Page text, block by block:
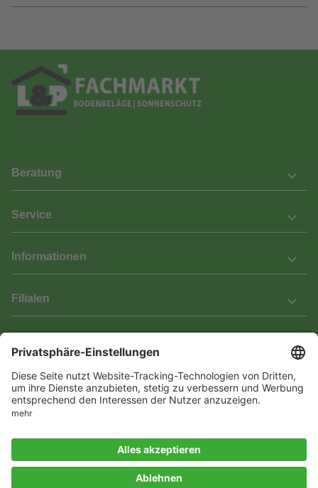
Beratung
Service
Informationen
Filialen
Barrierefreiheit
Wir bemühen uns, unsere Website barrierefrei zu gestalten.
Einige Inhalte und Funktionen sind derzeit jedoch noch nicht
vollständig zugänglich. Wenn Sie auf Barrieren stoßen oder Hilfe
benötigen, kontaktieren Sie uns bitte unter service[at]knutzen.de.
Vertrag widerrufen
© 2026 Das Laminat & Parketthaus GmbH